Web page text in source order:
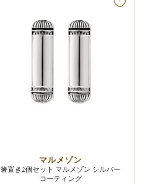
マルメゾン
箸置き2個セット マルメゾン シルバー
コーティング